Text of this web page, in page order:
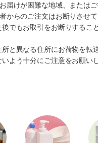
けが困難な地域、または
らのご注文はお断りさせ
でもお取引をお断りするこ
と異なる住所にお荷物を
よう十分にご注意をお願いし